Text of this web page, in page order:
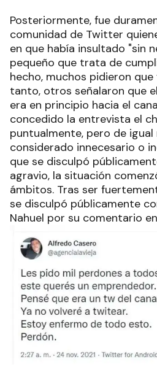
Posteriormente, fue
comunidad de Twitter
en que había insultado "sin
pequeño que trata de
hecho, muchos pidieron que
tanto, otros señalaron que
era en principio hacia el
concedido la entrevista el
puntualmente, pero de
considerado innecesario o
que se disculpó
agravio, la situación
ámbitos. Tras ser
se disculpó públicamente
Nahuel por su comentario